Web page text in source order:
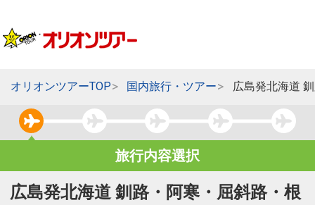
オリオンツアーTOP 国内旅行・ツアー 広島発北海道
旅行内容選択
広島発北海道 釧路・阿寒・屈斜路・根